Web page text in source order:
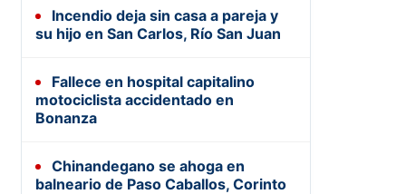
Incendio deja sin casa a pareja y
su hijo en San Carlos, Río San Juan
Fallece en hospital capitalino
motociclista accidentado en
Bonanza
Chinandegano se ahoga en
balneario de Paso Caballos, Corinto